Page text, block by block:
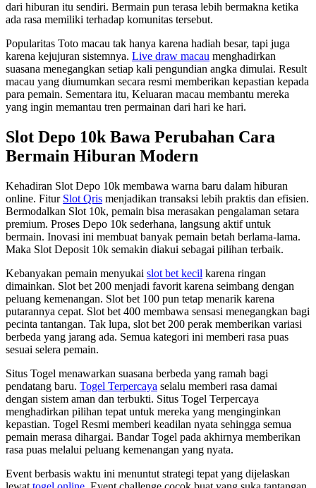
dari hiburan itu sendiri. Bermain pun terasa lebih bermakna ketika
ada rasa memiliki terhadap komunitas tersebut.
Popularitas Toto macau tak hanya karena hadiah besar, tapi juga
karena kejujuran sistemnya. Live draw macau menghadirkan
suasana menegangkan setiap kali pengundian angka dimulai. Result
macau yang diumumkan secara resmi memberikan kepastian kepada
para pemain. Sementara itu, Keluaran macau membantu mereka
yang ingin memantau tren permainan dari hari ke hari.
Slot Depo 10k Bawa Perubahan Cara
Bermain Hiburan Modern
Kehadiran Slot Depo 10k membawa warna baru dalam hiburan
online. Fitur Slot Qris menjadikan transaksi lebih praktis dan efisien.
Bermodalkan Slot 10k, pemain bisa merasakan pengalaman setara
premium. Proses Depo 10k sederhana, langsung aktif untuk
bermain. Inovasi ini membuat banyak pemain betah berlama-lama.
Maka Slot Deposit 10k semakin diakui sebagai pilihan terbaik.
Kebanyakan pemain menyukai slot bet kecil karena ringan
dimainkan. Slot bet 200 menjadi favorit karena seimbang dengan
peluang kemenangan. Slot bet 100 pun tetap menarik karena
putarannya cepat. Slot bet 400 membawa sensasi menegangkan bagi
pecinta tantangan. Tak lupa, slot bet 200 perak memberikan variasi
berbeda yang jarang ada. Semua kategori ini memberi rasa puas
sesuai selera pemain.
Situs Togel menawarkan suasana berbeda yang ramah bagi
pendatang baru. Togel Terpercaya selalu memberi rasa damai
dengan sistem aman dan terbukti. Situs Togel Terpercaya
menghadirkan pilihan tepat untuk mereka yang menginginkan
kepastian. Togel Resmi memberi keadilan nyata sehingga semua
pemain merasa dihargai. Bandar Togel pada akhirnya memberikan
rasa puas melalui peluang kemenangan yang nyata.
Event berbasis waktu ini menuntut strategi tepat yang dijelaskan